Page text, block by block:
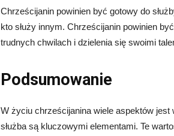
Chrześcijanin powinien być gotowy do
kto służy innym. Chrześcijanin powinien
trudnych chwilach i dzielenia się swoimi
Podsumowanie
W życiu chrześcijanina wiele aspektów jest
służba są kluczowymi elementami. Te